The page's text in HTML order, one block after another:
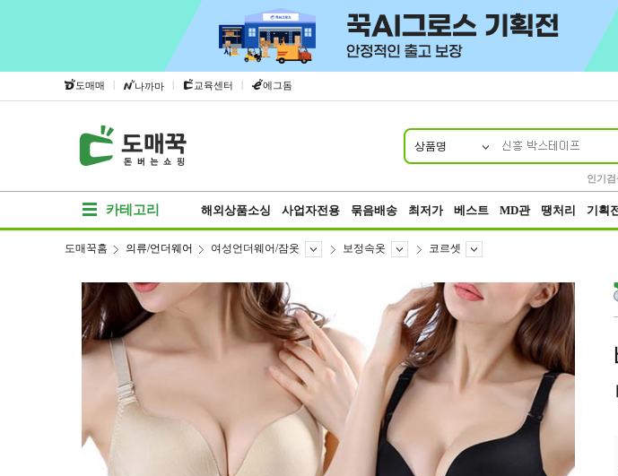
도매매 | 나까마 | 교육센터 | 에그돔
상품명
인기검
카테고리 해외상품소싱 사업자전용 묶음배송 최저가 베스트 MD관 땡처리 기획
도매꾹홈 의류/언더웨어 여성언더웨어/잠옷 보정속옷 코르셋